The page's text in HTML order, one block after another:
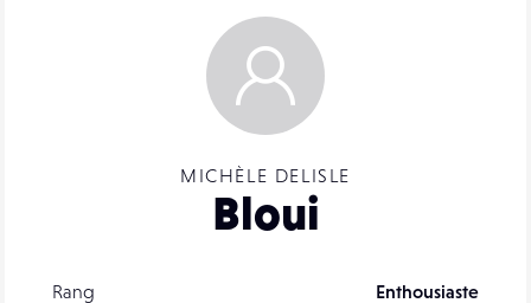
MICHÈLE DELISLE
Bloui
Rang
Enthousiaste